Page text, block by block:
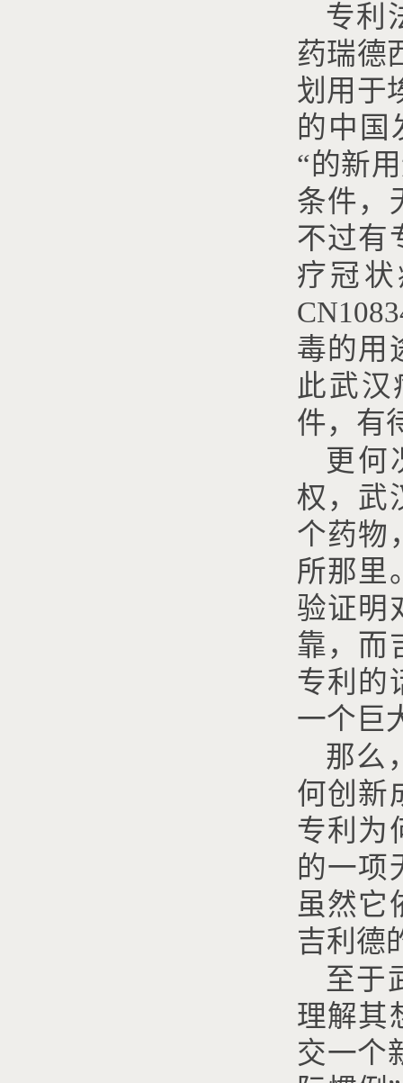
专利
药瑞德
划用于
的中国
“的新
条件，
不过有
疗冠
毒的用
此武
件，有
更何
权，武
个药物
所那里
验证明
靠，而
专利的
一个巨
那么
何创新
专利为
的一项
虽然它
吉利德
至于
理解其
交一个